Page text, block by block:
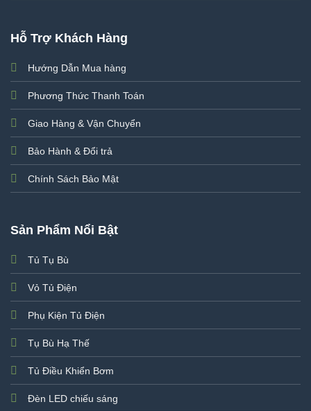
Hỗ Trợ Khách Hàng
Hướng Dẫn Mua hàng
Phương Thức Thanh Toán
Giao Hàng & Vận Chuyển
Bảo Hành & Đổi trả
Chính Sách Bảo Mật
Sản Phẩm Nổi Bật
Tủ Tụ Bù
Vỏ Tủ Điện
Phụ Kiện Tủ Điện
Tụ Bù Hạ Thế
Tủ Điều Khiển Bơm
Đèn LED chiếu sáng